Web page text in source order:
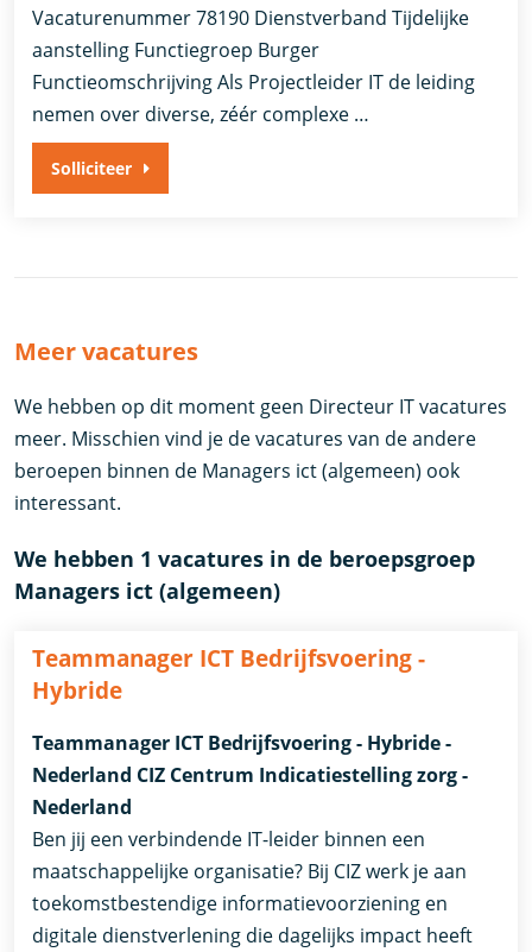
Vacaturenummer 78190 Dienstverband ​Tijdelijke
aanstelling​ Functiegroep Burger
Functieomschrijving Als Projectleider IT de leiding
nemen over diverse, zéér complexe …
Solliciteer
Meer vacatures
We hebben op dit moment geen Directeur IT vacatures
meer. Misschien vind je de vacatures van de andere
beroepen binnen de Managers ict (algemeen) ook
interessant.
We hebben 1 vacatures in de beroepsgroep
Managers ict (algemeen)
Teammanager ICT Bedrijfsvoering -
Hybride
Teammanager ICT Bedrijfsvoering - Hybride -
Nederland CIZ Centrum Indicatiestelling zorg -
Nederland
Ben jij een verbindende IT-leider binnen een
maatschappelijke organisatie? Bij CIZ werk je aan
toekomstbestendige informatievoorziening en
digitale dienstverlening die dagelijks impact heeft